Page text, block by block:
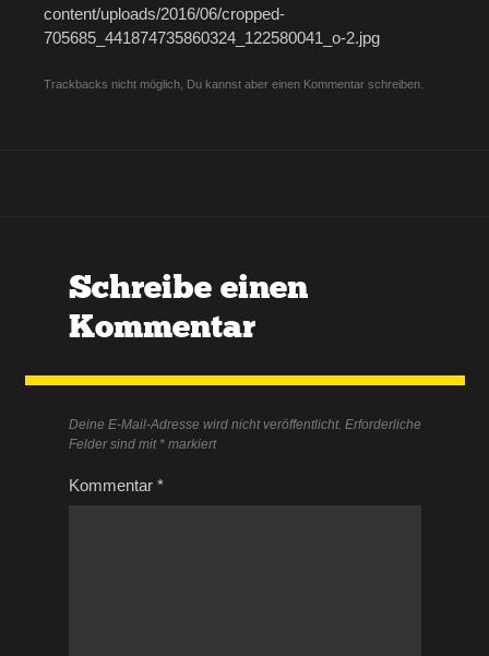
content/uploads/2016/06/cropped-
705685_441874735860324_122580041_o-2.jpg
Trackbacks nicht möglich, Du kannst aber einen Kommentar schreiben.
Schreibe einen
Kommentar
Deine E-Mail-Adresse wird nicht veröffentlicht. Erforderliche
Felder sind mit *markiert
Kommentar *